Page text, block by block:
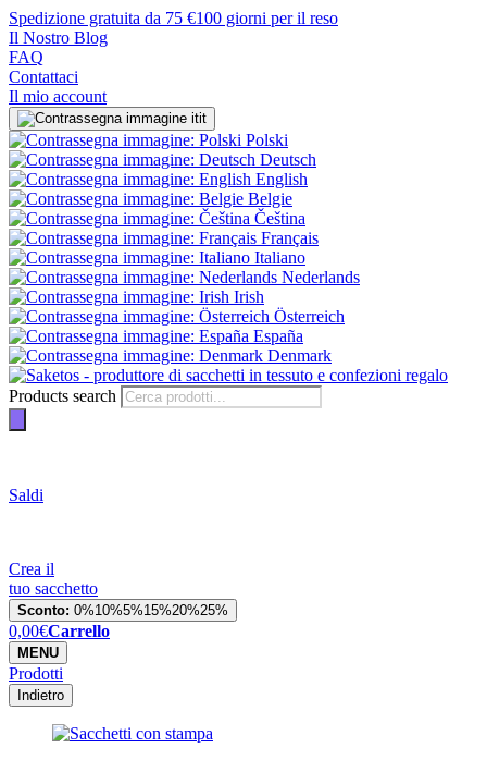
Spedizione gratuita da 75 €100 giorni per il reso
Il Nostro Blog
FAQ
Contattaci
Il mio account
it
Polski
Deutsch
English
Belgie
Čeština
Français
Italiano
Nederlands
Irish
Österreich
España
Denmark
Products search
Saldi
Crea il
tuo sacchetto
Sconto: 0%10%5%15%20%25%
0,00€Carrello
MENU
Prodotti
Indietro